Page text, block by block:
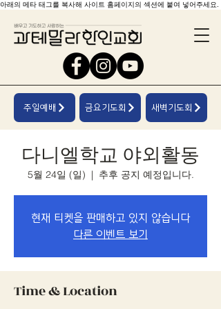
아래의 메타 태그를 복사해 사이트 홈페이지의 섹션에 붙여 넣어주세요.
주일예배 금요기도회 새벽기도회
다니엘학교 야외활동
5월 24일 (일)
  |
추후 공지 예정입니다.
현재 티켓을 판매하고 있지 않습니다
다른 이벤트 보기
Time & Location